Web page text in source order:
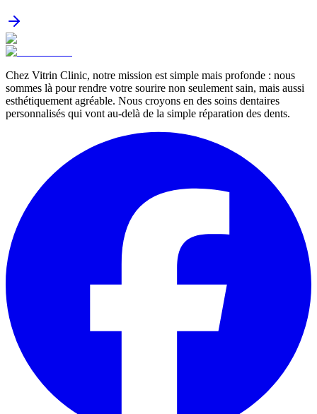
Chez Vitrin Clinic, notre mission est simple mais profonde : nous
sommes là pour rendre votre sourire non seulement sain, mais aussi
esthétiquement agréable. Nous croyons en des soins dentaires
personnalisés qui vont au-delà de la simple réparation des dents.